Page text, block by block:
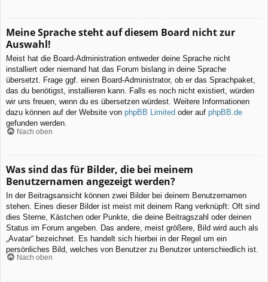
Meine Sprache steht auf diesem Board nicht zur
Auswahl!
Meist hat die Board-Administration entweder deine Sprache nicht
installiert oder niemand hat das Forum bislang in deine Sprache
übersetzt. Frage ggf. einen Board-Administrator, ob er das Sprachpaket,
das du benötigst, installieren kann. Falls es noch nicht existiert, würden
wir uns freuen, wenn du es übersetzen würdest. Weitere Informationen
dazu können auf der Website von phpBB Limited oder auf phpBB.de
gefunden werden.
Nach oben
Was sind das für Bilder, die bei meinem
Benutzernamen angezeigt werden?
In der Beitragsansicht können zwei Bilder bei deinem Benutzernamen
stehen. Eines dieser Bilder ist meist mit deinem Rang verknüpft: Oft sind
dies Sterne, Kästchen oder Punkte, die deine Beitragszahl oder deinen
Status im Forum angeben. Das andere, meist größere, Bild wird auch als
„Avatar“ bezeichnet. Es handelt sich hierbei in der Regel um ein
persönliches Bild, welches von Benutzer zu Benutzer unterschiedlich ist.
Nach oben